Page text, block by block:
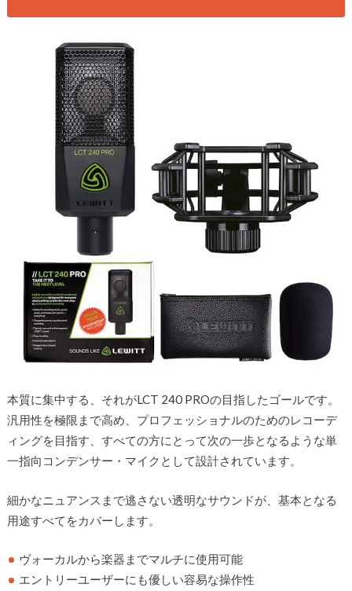
本質に集中する、それがLCT 240 PROの目指したゴールです。
汎用性を極限まで高め、プロフェッショナルのためのレコーデ
ィングを目指す、すべての方にとって次の一歩となるような単
一指向コンデンサー・マイクとして設計されています。
細かなニュアンスまで逃さない透明なサウンドが、基本となる
用途すべてをカバーします。
ヴォーカルから楽器までマルチに使用可能
エントリーユーザーにも優しい容易な操作性